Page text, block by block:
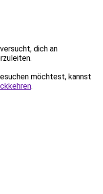
dich an
möchtest, kannst
.